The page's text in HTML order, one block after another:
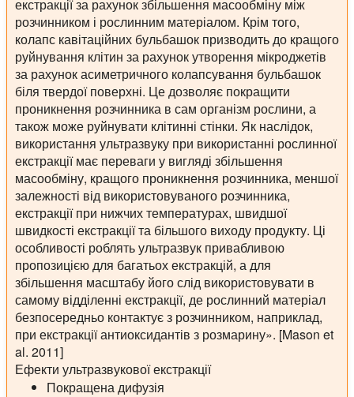
екстракції за рахунок збільшення масообміну між
розчинником і рослинним матеріалом. Крім того,
колапс кавітаційних бульбашок призводить до кращого
руйнування клітин за рахунок утворення мікроджетів
за рахунок асиметричного колапсування бульбашок
біля твердої поверхні. Це дозволяє покращити
проникнення розчинника в сам організм рослини, а
також може руйнувати клітинні стінки. Як наслідок,
використання ультразвуку при використанні рослинної
екстракції має переваги у вигляді збільшення
масообміну, кращого проникнення розчинника, меншої
залежності від використовуваного розчинника,
екстракції при нижчих температурах, швидшої
швидкості екстракції та більшого виходу продукту. Ці
особливості роблять ультразвук привабливою
пропозицією для багатьох екстракцій, а для
збільшення масштабу його слід використовувати в
самому відділенні екстракції, де рослинний матеріал
безпосередньо контактує з розчинником, наприклад,
при екстракції антиоксидантів з розмарину». [Mason et
al. 2011]
Ефекти ультразвукової екстракції
Покращена дифузія